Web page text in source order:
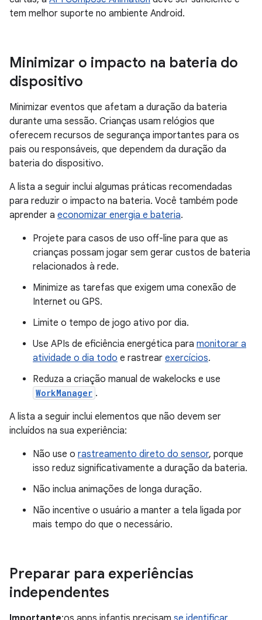
tem melhor suporte no ambiente Android.
Minimizar o impacto na bateria do
dispositivo
Minimizar eventos que afetam a duração da bateria
durante uma sessão. Crianças usam relógios que
oferecem recursos de segurança importantes para os
pais ou responsáveis, que dependem da duração da
bateria do dispositivo.
A lista a seguir inclui algumas práticas recomendadas
para reduzir o impacto na bateria. Você também pode
aprender a economizar energia e bateria.
Projete para casos de uso off-line para que as
crianças possam jogar sem gerar custos de bateria
relacionados à rede.
Minimize as tarefas que exigem uma conexão de
Internet ou GPS.
Limite o tempo de jogo ativo por dia.
Use APIs de eficiência energética para monitorar a
atividade o dia todo e rastrear exercícios.
Reduza a criação manual de wakelocks e use
WorkManager .
A lista a seguir inclui elementos que não devem ser
incluídos na sua experiência:
Não use o rastreamento direto do sensor, porque
isso reduz significativamente a duração da bateria.
Não inclua animações de longa duração.
Não incentive o usuário a manter a tela ligada por
mais tempo do que o necessário.
Preparar para experiências
independentes